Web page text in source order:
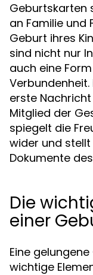
Geburtskarten
an Familie und
Geburt ihres
sind nicht nur
auch eine
erste
Mitglied der
spiegelt die
wider und
Dokumente
Die
einer
Eine
wichtige